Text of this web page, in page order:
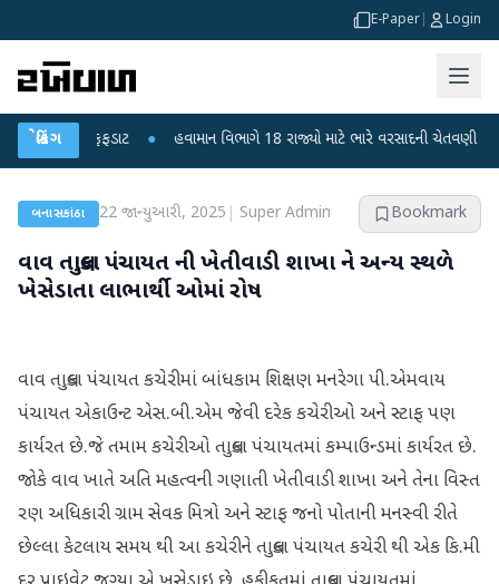
E-Paper Login
બ્રેકિંગ
ફફડાટ ● હવામાન વિભાગે 18 રાજ્યો માટે ભારે વરસાદની ચેતવણી જારી કરી
બનાસકાંઠા 22 જાન્યુઆરી, 2025 Super Admin Bookmark
વાવ તાલુકા પંચાયત ની ખેતીવાડી શાખા ને અન્ય સ્થળે
ખેસેડાતા લાભાર્થી ઓમાં રોષ
વાવ તાલુકા પંચાયત કચેરીમાં બાંધકામ શિક્ષણ મનરેગા પી.એમવાય
પંચાયત એકાઉન્ટ એસ.બી.એમ જેવી દરેક કચેરીઓ અને સ્ટાફ પણ
કાર્યરત છે.જે તમામ કચેરીઓ તાલુકા પંચાયતમાં કમ્પાઉન્ડમાં કાર્યરત છે.
જોકે વાવ ખાતે અતિ મહત્વની ગણાતી ખેતીવાડી શાખા અને તેના વિસ્ત
રણ અધિકારી ગ્રામ સેવક મિત્રો અને સ્ટાફ જનો પોતાની મનસ્વી રીતે
છેલ્લા કેટલાય સમય થી આ કચેરીને તાલુકા પંચાયત કચેરી થી એક કિ.મી